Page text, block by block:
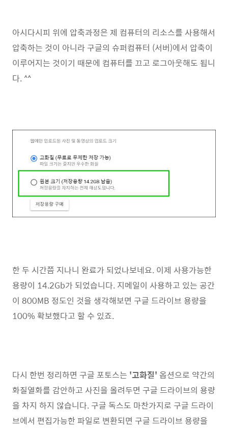
아시다시피 위에 압축과정은 제 컴퓨터의 리소스를 사용해서
압축하는 것이 아니라 구글의 슈퍼컴퓨터 (서버)에서 압축이
이루어지는 것이기 때문에 컴퓨터를 끄고 로그아웃해도 됩니
다. ^^
한 두 시간쯤 지나니 완료가 되었나보네요. 이제 사용가능한
용량이 14.2Gb가 되었습니다. 지메일이 사용하고 있는 공간
이 800MB 정도인 것을 생각해보면 구글 드라이브 용량을
100% 확보했다고 할 수 있죠.
다시 한번 정리하면 구글 포토스는 '고화질' 옵션으로 약간의
화질열화를 감안하고 사진을 올려두면 구글 드라이브의 용량
을 차지 하지 않습니다. 구글 독스도 마찬가지로 구글 드라이
브에서 편집가능한 파일로 변환되면 구글 드라이브 용량을